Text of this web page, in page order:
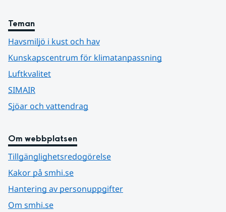
Teman
Havsmiljö i kust och hav
Kunskapscentrum för klimatanpassning
Luftkvalitet
SIMAIR
Sjöar och vattendrag
Om webbplatsen
Tillgänglighetsredogörelse
Kakor på smhi.se
Hantering av personuppgifter
Om smhi.se